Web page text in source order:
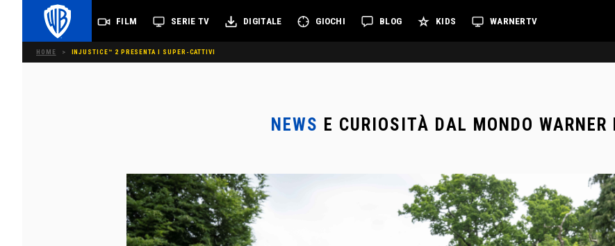
FILM SERIE TV DIGITALE GIOCHI BLOG KIDS WARNERTV
HOME > INJUSTICE™ 2 PRESENTA I SUPER-CATTIVI
NEWS E CURIOSITÀ DAL MONDO WARNER